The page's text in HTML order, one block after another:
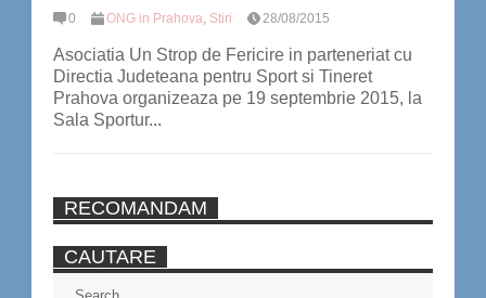
0 ONG in Prahova, Stiri 28/08/2015
Asociatia Un Strop de Fericire in parteneriat cu
Directia Judeteana pentru Sport si Tineret
Prahova organizeaza pe 19 septembrie 2015, la
Sala Sportur...
RECOMANDAM
CAUTARE